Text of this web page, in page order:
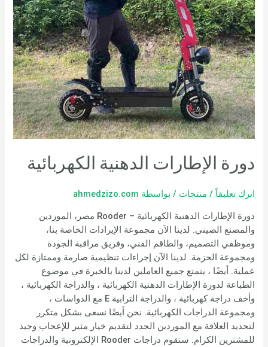
دورة الإطارات الدهنية الكهربائية
اترك تعليقاً / منتجات / بواسطة ahmedzizo.com
دورة الإطارات الدهنية الكهربائية – Rooder مصر، الموردين
والمصنع الصيني. لدينا الآن مجموعة الإيرادات الخاصة بنا،
وموظفي التصميم، والطاقم الفني، وفريق مراقبة الجودة
ومجموعة الحزمة. لدينا الآن إجراءات تنظيمية صارمة وممتازة لكل
عملية. أيضًا ، يتمتع جميع العاملين لدينا بالخبرة في موضوع
الطباعة لدورة الإطارات الدهنية الكهربائية ، والدراجة الكهربائية ،
وأخف دراجة كهربائية ، والدراجة الترابية E مع الدواسات ،
ومجموعة الدراجات الكهربائية. نحن أيضًا نسعى بشكل متكرر
لتحديد العلاقة مع الموردين الجدد لتقديم خيار مثير للإعجاب وجيد
للمشترين الكرام. ستقوم دراجات Rooder الإلكترونية والدراجات